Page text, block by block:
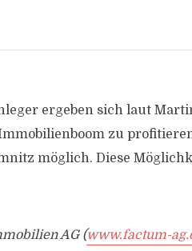
ergeben sich laut
zu
möglich. Diese
AG (www.factum-